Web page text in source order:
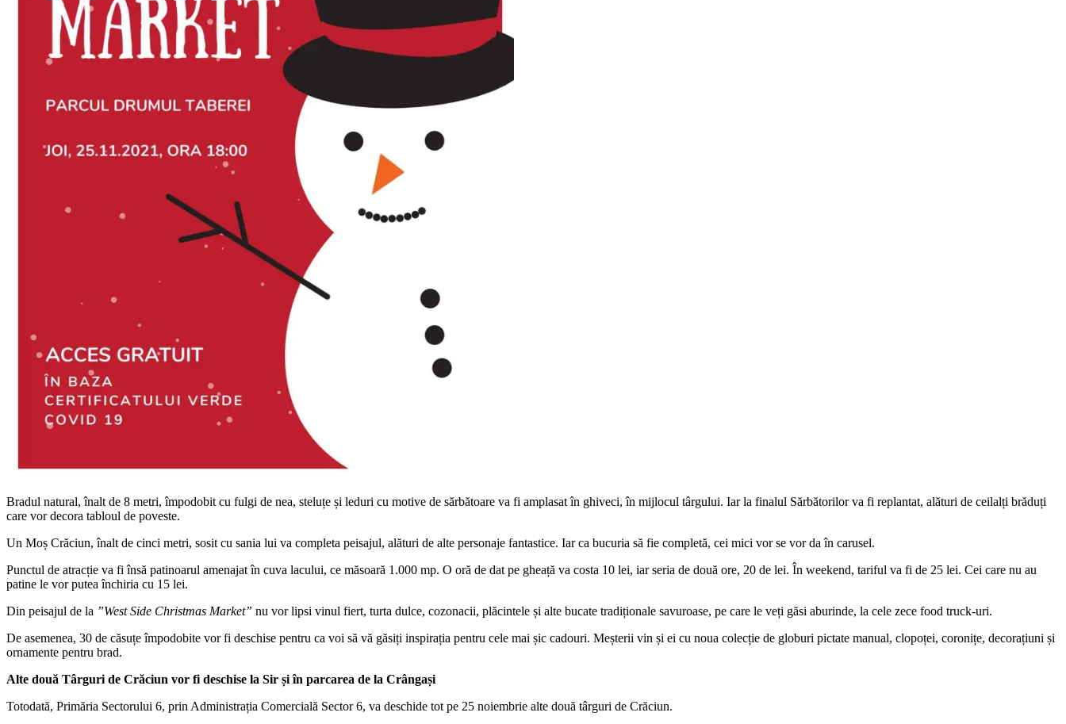
Bradul natural, înalt de 8 metri, împodobit cu fulgi de nea, steluțe și leduri cu motive de sărbătoare va fi amplasat în ghiveci, în mijlocul târgului. Iar la finalul Sărbătorilor va fi replantat, alături de ceilalți brăduți
care vor decora tabloul de poveste.
Un Moș Crăciun, înalt de cinci metri, sosit cu sania lui va completa peisajul, alături de alte personaje fantastice. Iar ca bucuria să fie completă, cei mici vor se vor da în carusel.
Punctul de atracție va fi însă patinoarul amenajat în cuva lacului, ce măsoară 1.000 mp. O oră de dat pe gheață va costa 10 lei, iar seria de două ore, 20 de lei. În weekend, tariful va fi de 25 lei. Cei care nu au
patine le vor putea închiria cu 15 lei.
Din peisajul de la ”West Side Christmas Market” nu vor lipsi vinul fiert, turta dulce, cozonacii, plăcintele și alte bucate tradiționale savuroase, pe care le veți găsi aburinde, la cele zece food truck-uri.
De asemenea, 30 de căsuțe împodobite vor fi deschise pentru ca voi să vă găsiți inspirația pentru cele mai șic cadouri. Meșterii vin și ei cu noua colecție de globuri pictate manual, clopoței, coronițe, decorațiuni și
ornamente pentru brad.
Alte două Târguri de Crăciun vor fi deschise la Sir și în parcarea de la Crângași
Totodată, Primăria Sectorului 6, prin Administrația Comercială Sector 6, va deschide tot pe 25 noiembrie alte două târguri de Crăciun.